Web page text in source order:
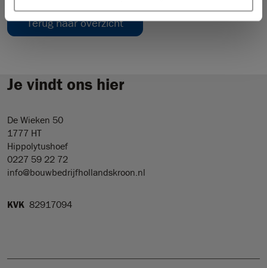
Terug naar overzicht
Je vindt ons hier
De Wieken 50
1777 HT
Hippolytushoef
0227 59 22 72
info@bouwbedrijfhollandskroon.nl
KVK 82917094